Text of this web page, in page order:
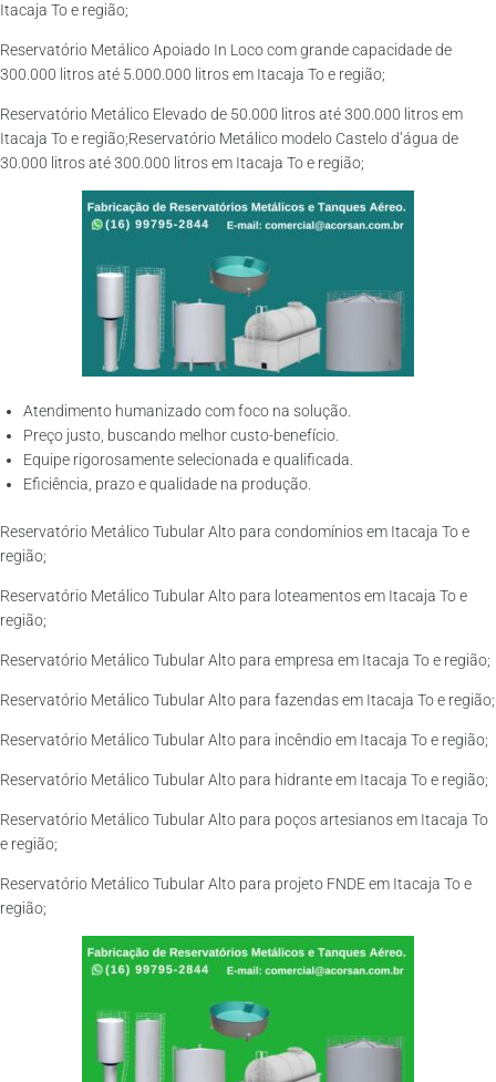
Itacaja To e região;
Reservatório Metálico Apoiado In Loco com grande capacidade de
300.000 litros até 5.000.000 litros em Itacaja To e região;
Reservatório Metálico Elevado de 50.000 litros até 300.000 litros em
Itacaja To e região;Reservatório Metálico modelo Castelo d’água de
30.000 litros até 300.000 litros em Itacaja To e região;
Atendimento humanizado com foco na solução.
Preço justo, buscando melhor custo-benefício.
Equipe rigorosamente selecionada e qualificada.
Eficiência, prazo e qualidade na produção.
Reservatório Metálico Tubular Alto para condomínios em Itacaja To e
região;
Reservatório Metálico Tubular Alto para loteamentos em Itacaja To e
região;
Reservatório Metálico Tubular Alto para empresa em Itacaja To e região;
Reservatório Metálico Tubular Alto para fazendas em Itacaja To e região;
Reservatório Metálico Tubular Alto para incêndio em Itacaja To e região;
Reservatório Metálico Tubular Alto para hidrante em Itacaja To e região;
Reservatório Metálico Tubular Alto para poços artesianos em Itacaja To
e região;
Reservatório Metálico Tubular Alto para projeto FNDE em Itacaja To e
região;